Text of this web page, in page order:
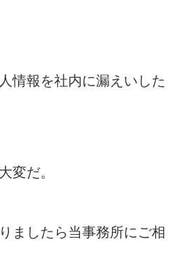
情報を社内に漏えいした
変だ。
ましたら当事務所にご相